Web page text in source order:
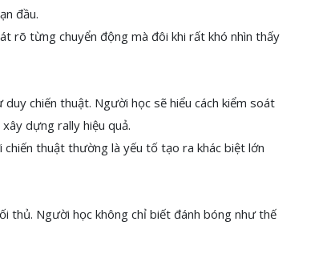
đầu.
rõ từng chuyển động mà đôi khi rất khó nhìn thấy
chiến thuật. Người học sẽ hiểu cách kiểm soát
dựng rally hiệu quả.
thuật thường là yếu tố tạo ra khác biệt lớn
thủ. Người học không chỉ biết đánh bóng như thế